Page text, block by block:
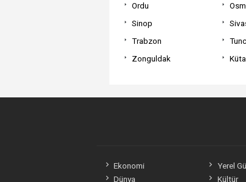
Ordu
Sinop
Trabzon
Zonguldak
Ekonomi
Yerel
Dünya
Kültür